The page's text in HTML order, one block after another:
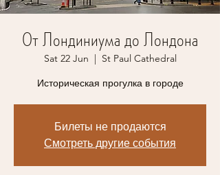
От Лондиниума до Лондона
Sat 22 Jun
  |
St Paul Cathedral
Историческая прогулка в городе
Билеты не продаются
Смотреть другие события